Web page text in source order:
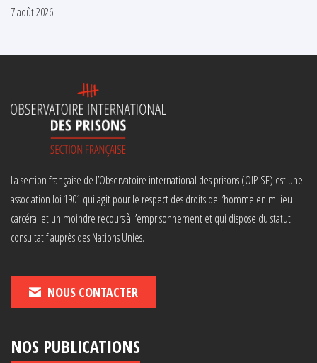
7 août 2026
La section française de l’Observatoire international des prisons (OIP-SF) est une
association loi 1901 qui agit pour le respect des droits de l’homme en milieu
carcéral et un moindre recours à l’emprisonnement et qui dispose du statut
consultatif auprès des Nations Unies.
NOUS CONTACTER
NOS PUBLICATIONS